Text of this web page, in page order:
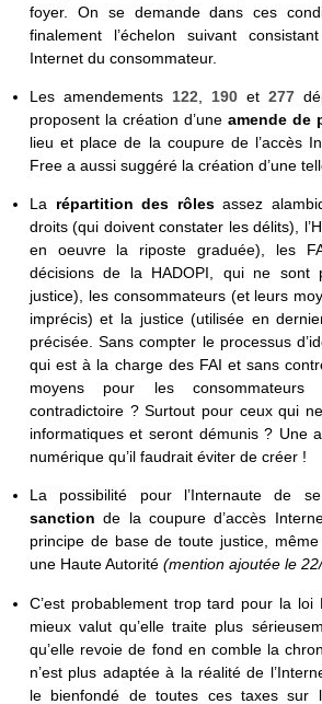
foyer. On se demande dans ces
finalement l’échelon suivant
Internet du consommateur.
Les amendements 122, 190et 277
proposent la création d’une amende de
lieu et place de la coupure de l’accès
Free a aussi suggéré la création d’une
La répartition des rôlesassez
droits (qui doivent constater les délits),
en oeuvre la riposte graduée), les
décisions de la HADOPI, qui ne sont
justice), les consommateurs (et leurs
imprécis) et la justice (utilisée en
précisée. Sans compter le processus
qui est à la charge des FAI et sans
moyens pour les
contradictoire ? Surtout pour ceux qui
informatiques et seront démunis ? Une
numérique qu’il faudrait éviter de créer !
La possibilité pour l’Internaute de
sanctionde la coupure d’accès
principe de base de toute justice,
une Haute Autorité (mention ajoutée le
C’est probablement trop tard pour la loi
mieux valut qu’elle traite plus
qu’elle revoie de fond en comble la
n’est plus adaptée à la réalité de
le bienfondé de toutes ces taxes sur